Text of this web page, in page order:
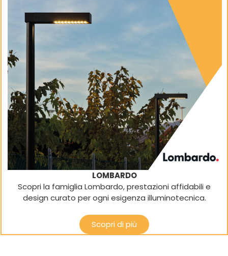
LOMBARDO
Scopri la famiglia Lombardo, prestazioni affidabili e
design curato per ogni esigenza illuminotecnica.
Scopri di più